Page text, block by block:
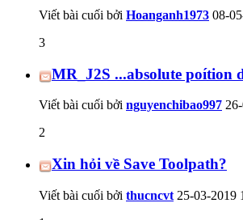
Viết bài cuối bởi Hoanganh1973 08-
3
MR_J2S ...absolute poítion
Viết bài cuối bởi nguyenchibao997
2
Xin hỏi về Save Toolpath?
Viết bài cuối bởi thucncvt 25-03-2019